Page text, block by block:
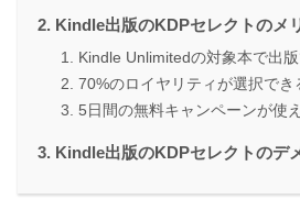
Kindle出版のKDPセレクトのメ
Kindle Unlimitedの対象本で出
70%のロイヤリティが選択でき
5日間の無料キャンペーンが使
Kindle出版のKDPセレクトのデ